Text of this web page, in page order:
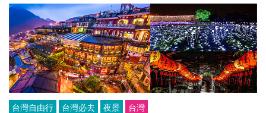
台灣自由行 台灣必去 夜景 台灣